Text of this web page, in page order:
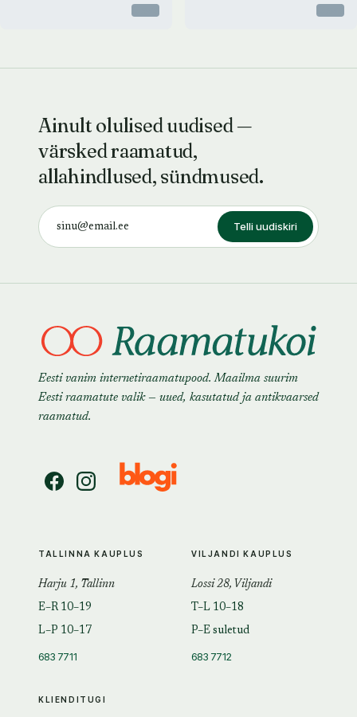
Ainult olulised uudised —
värsked raamatud,
allahindlused, sündmused.
Telli uudiskiri
Eesti vanim internetiraamatupood. Maailma suurim
Eesti raamatute valik — uued, kasutatud ja antikvaarsed
raamatud.
KLIENDITUGI
TALLINNA KAUPLUS
Harju 1, Tallinn
E–R 10–19
L–P 10–17
683 7711
VILJANDI KAUPLUS
Lossi 28, Viljandi
T–L 10–18
P–E suletud
683 7712